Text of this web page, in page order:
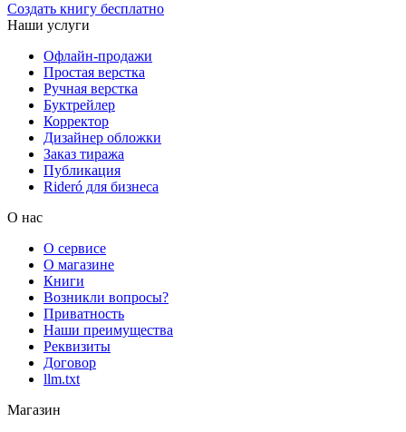
Создать книгу бесплатно
Наши услуги
Офлайн-продажи
Простая верстка
Ручная верстка
Буктрейлер
Корректор
Дизайнер обложки
Заказ тиража
Публикация
Rideró для бизнеса
О нас
О сервисе
О магазине
Книги
Возникли вопросы?
Приватность
Наши преимущества
Реквизиты
Договор
llm.txt
Магазин